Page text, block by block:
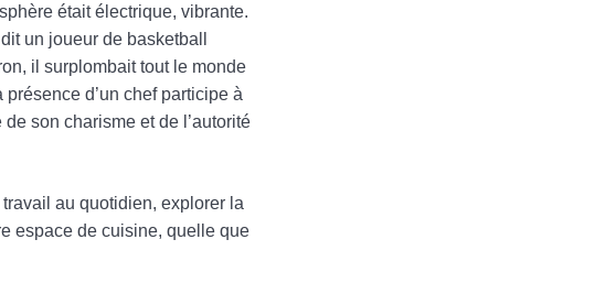
était électrique, vibrante.
un joueur de basketball
il surplombait tout le monde
d’un chef participe à
son charisme et de l’autorité
au quotidien, explorer la
espace de cuisine, quelle que